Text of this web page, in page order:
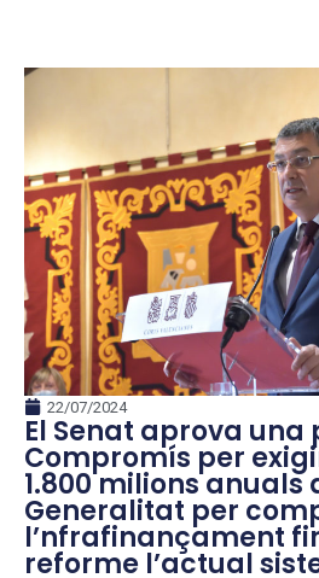
22/07/2024
El Senat aprova una
Compromís per
1.800 milions anuals
Generalitat per
l’nfrafinançament
reforme l’actual